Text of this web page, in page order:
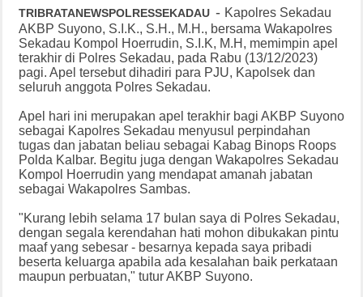
TRIBRATANEWSPOLRESSEKADAU - Kapolres Sekadau
AKBP Suyono, S.I.K., S.H., M.H., bersama Wakapolres
Sekadau Kompol Hoerrudin, S.I.K, M.H, memimpin apel
terakhir di Polres Sekadau, pada Rabu (13/12/2023)
pagi. Apel tersebut dihadiri para PJU, Kapolsek dan
seluruh anggota Polres Sekadau.
Apel hari ini merupakan apel terakhir bagi AKBP Suyono
sebagai Kapolres Sekadau menyusul perpindahan
tugas dan jabatan beliau sebagai Kabag Binops Roops
Polda Kalbar. Begitu juga dengan Wakapolres Sekadau
Kompol Hoerrudin yang mendapat amanah jabatan
sebagai Wakapolres Sambas.
"Kurang lebih selama 17 bulan saya di Polres Sekadau,
dengan segala kerendahan hati mohon dibukakan pintu
maaf yang sebesar - besarnya kepada saya pribadi
beserta keluarga apabila ada kesalahan baik perkataan
maupun perbuatan," tutur AKBP Suyono.